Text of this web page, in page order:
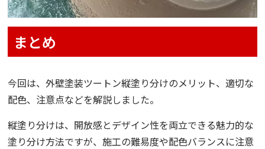
まとめ
今回は、外壁塗装ツートン縦塗り分けのメリット、適切な
配色、注意点などを解説しました。
縦塗り分けは、開放感とデザイン性を両立できる魅力的な
塗り分け方法ですが、施工の難易度や配色バランスに注意